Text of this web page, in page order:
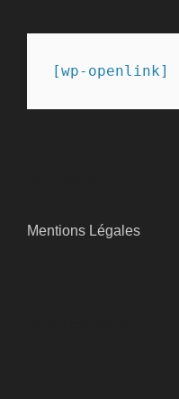
[wp-openlink]
Mentions Légales